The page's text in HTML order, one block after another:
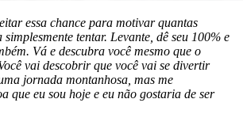
essa chance para motivar quantas
simplesmente tentar. Levante, dê seu 100% e
Vá e descubra você mesmo que o
vai descobrir que você vai se divertir
jornada montanhosa, mas me
que eu sou hoje e eu não gostaria de ser